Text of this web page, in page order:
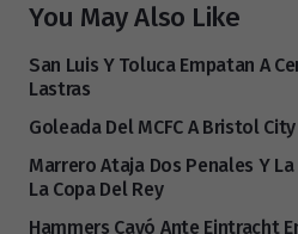
You May Also Like
San Luis Y Toluca Empatan A
Lastras
Goleada Del MCFC A Bristol City
Marrero Ataja Dos Penales Y
La Copa Del Rey
Hammers Cayó Ante Eintracht